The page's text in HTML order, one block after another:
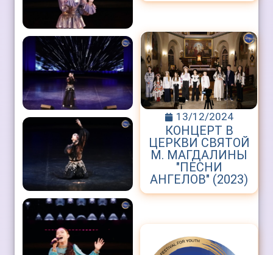
13/12/2024
КОНЦЕРТ В
ЦЕРКВИ СВЯТОЙ
М. МАГДАЛИНЫ
"ПЕСНИ
АНГЕЛОВ" (2023)